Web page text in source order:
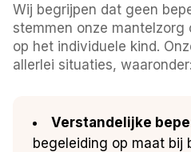
Wij begrijpen dat geen
stemmen onze
op het individuele kind.
allerlei situaties, waaronder:
Verstandelijke
begeleiding op maat bij